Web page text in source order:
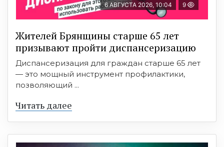
6 АВГУСТА 2026, 10:04 9
Жителей Брянщины старше 65 лет
призывают пройти диспансеризацию
Диспансеризация для граждан старше 65 лет
— это мощный инструмент профилактики,
позволяющий ...
Читать далее